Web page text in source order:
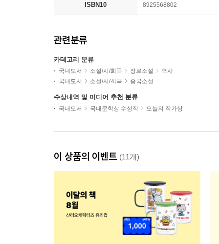
ISBN10 8925568802
관련분류
카테고리 분류
국내도서 소설/시/희곡 장르소설
역사
국내도서
소설/시/희곡 중국소설
수상내역 및 미디어 추천 분류
국내도서 국내문학상 수상작 오늘의 작가상
이 상품의 이벤트 (11개)